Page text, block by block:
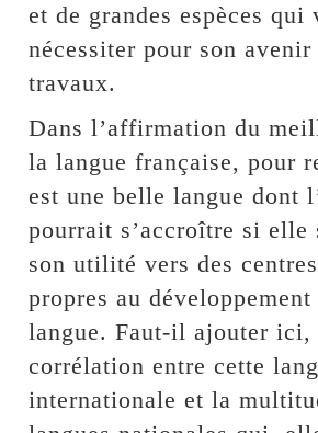
et de grandes espèces qui
nécessiter pour son avenir
travaux.
Dans l’affirmation du
la langue française, pour
est une belle langue dont
pourrait s’accroître si elle
son utilité vers des
propres au développement
langue. Faut-il ajouter ici,
corrélation entre cette
internationale et la